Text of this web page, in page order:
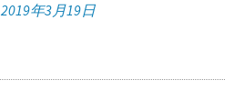
2019年3月19日